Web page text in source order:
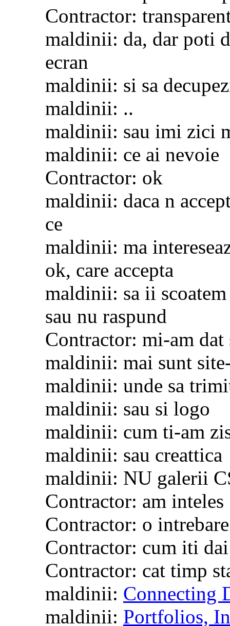
Contractor:
maldinii: da, dar poti
ecran
maldinii: si sa
maldinii: ..
maldinii: sau imi zici
maldinii: ce ai nevoie
Contractor: ok
maldinii: daca n
ce
maldinii: ma
ok, care accepta
maldinii: sa ii scoatem
sau nu raspund
Contractor: mi-am dat
maldinii: mai sunt
maldinii: unde sa
maldinii: sau si logo
maldinii: cum ti-am
maldinii: sau creattica
maldinii: NU galerii
Contractor: am inteles
Contractor: o intrebare
Contractor: cum iti dai
Contractor: cat timp
maldinii: Connecting
maldinii: Portfolios,